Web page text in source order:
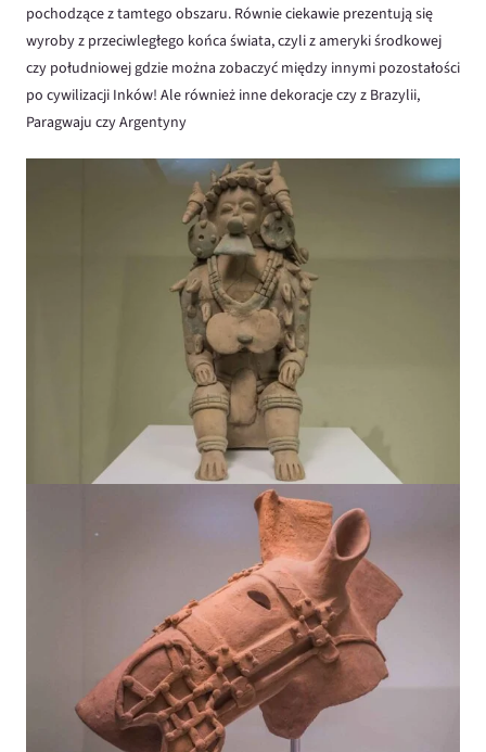
pochodzące z tamtego obszaru. Równie ciekawie prezentują się
wyroby z przeciwległego końca świata, czyli z ameryki środkowej
czy południowej gdzie można zobaczyć między innymi pozostałości
po cywilizacji Inków! Ale również inne dekoracje czy z Brazylii,
Paragwaju czy Argentyny